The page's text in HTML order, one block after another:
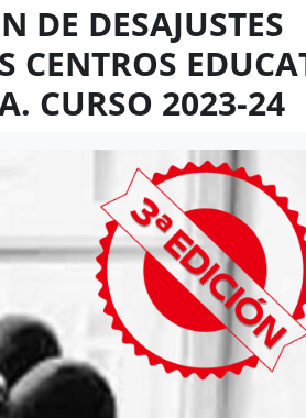
DE DESAJUSTES
CENTROS
CURSO 2023-24